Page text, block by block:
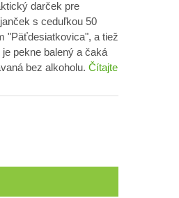
darček pre
s ceduľkou 50
"Päťdesiatkovica", a tiež
pekne balený a čaká
bez alkoholu. Čítajte